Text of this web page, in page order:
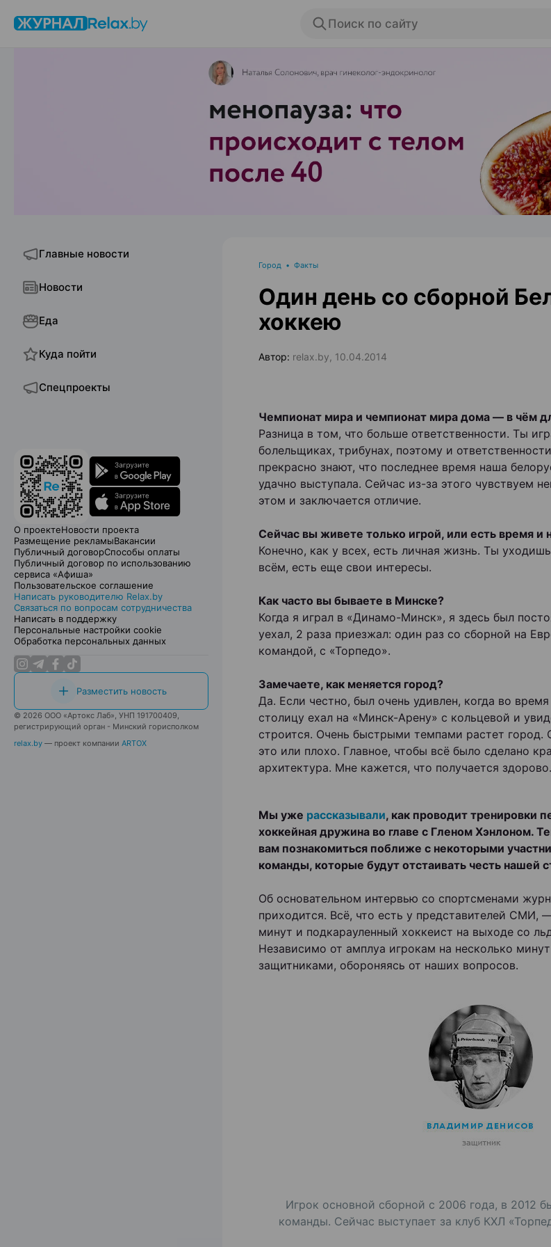
Поиск по сайту
ЭФФЕКТИВНАЯ РЕКЛАМА НА САЙТЕ
Главные новости
Новости
Еда
Куда пойти
Спецпроекты
О проектеНовости проекта
Размещение рекламыВакансии
Публичный договорСпособы оплаты
Публичный договор по использованию
сервиса «Афиша»
Пользовательское соглашение
Написать руководителю Relax.by
Связаться по вопросам сотрудничества
Написать в поддержку
Персональные настройки cookie
Обработка персональных данных
Разместить новость
© 2026 ООО «Артокс Лаб», УНП 191700409,
регистрирующий орган - Минский горисполком
relax.by — проект компании ARTOX
Город • Факты
Один день со сборной
хоккею
Автор: relax.by, 10.04.2014
Чемпионат мира и чемпионат мира дома — в чём
Разница в том, что больше ответственности. Ты
болельщиках, трибунах, поэтому и
прекрасно знают, что последнее время наша
удачно выступала. Сейчас из-за этого чувствуем
этом и заключается отличие.
Сейчас вы живете только игрой, или есть время и
Конечно, как у всех, есть личная жизнь. Ты
всём, есть еще свои интересы.
Как часто вы бываете в Минске?
Когда я играл в «Динамо-Минск», я здесь был
уехал, 2 раза приезжал: один раз со сборной на
командой, с «Торпедо».
Замечаете, как меняется город?
Да. Если честно, был очень удивлен, когда во
столицу ехал на «Минск-Арену» с кольцевой и
строится. Очень быстрыми темпами растет город.
это или плохо. Главное, чтобы всё было сделано
архитектура. Мне кажется, что получается здорово.
Мы уже рассказывали, как проводит тренировки
хоккейная дружина во главе с Гленом Хэнлоном.
вам познакомиться поближе с некоторыми
команды, которые будут отстаивать честь нашей
Об основательном интервью со спортсменами
приходится. Всё, что есть у представителей СМИ,
минут и подкарауленный хоккеист на выходе со
Независимо от амплуа игрокам на несколько
защитниками, обороняясь от наших вопросов.
Игрок основной сборной с 2006 года, в 2012
команды. Сейчас выступает за клуб КХЛ